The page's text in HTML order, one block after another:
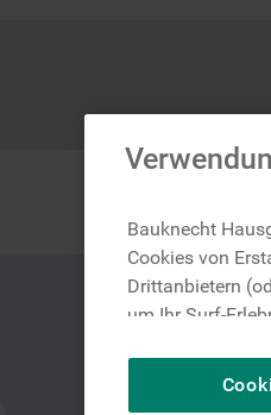
Bauknecht
Cookies von
Drittanbietern
um Ihr Surf-
um die
mikrowelle
gefriertruhe
kühl-gefrierkombination